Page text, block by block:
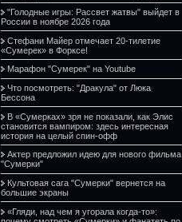
"Голодные игры: Рассвет жатвы" выйдет в
России в ноябре 2026 года
Стефани Майер отмечает 20-тилетие
«Сумерек» в Форксе!
Марафон "Сумерек" на Youtube
Что посмотреть: "Дракула" от Люка
Бессона
В «Сумерках» зря не показали, как Элис
становится вампиром: здесь интересная
история на целый спин-офф
Актер предложил идею для нового фильма
"Сумерки"
Культовая сага "Сумерки" вернется на
большие экраны
«Гляди, над чем я угорала когда-то»: